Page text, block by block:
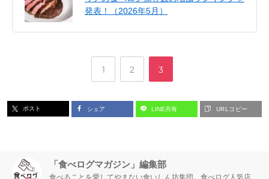
発表！（2026年5月）
ペ
ジ
1
,
ペ
ジ
2
,
ペ
ジ
3
ポスト シェア LINE共有 URLコピー
「食べログマガジン」編集部
食べることを愛してやまない食いしん坊集団。食べログ人気店